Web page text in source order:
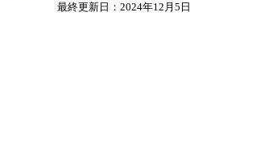
最終更新日：2024年12月5日